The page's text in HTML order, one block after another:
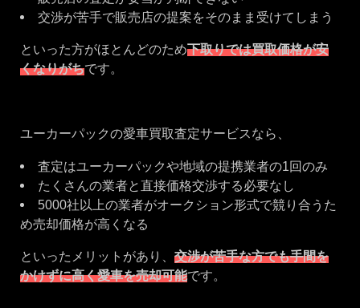
交渉が苦手で販売店の提案をそのまま受けてしまう
といった方がほとんどのため下取りでは買取価格が安
くなりがちです。
ユーカーパックの愛車買取査定サービスなら、
査定はユーカーパックや地域の提携業者の1回のみ
たくさんの業者と直接価格交渉する必要なし
5000社以上の業者がオークション形式で競り合うた
め売却価格が高くなる
といったメリットがあり、 交渉が苦手な方でも手間を
かけずに高く愛車を売却可能です。